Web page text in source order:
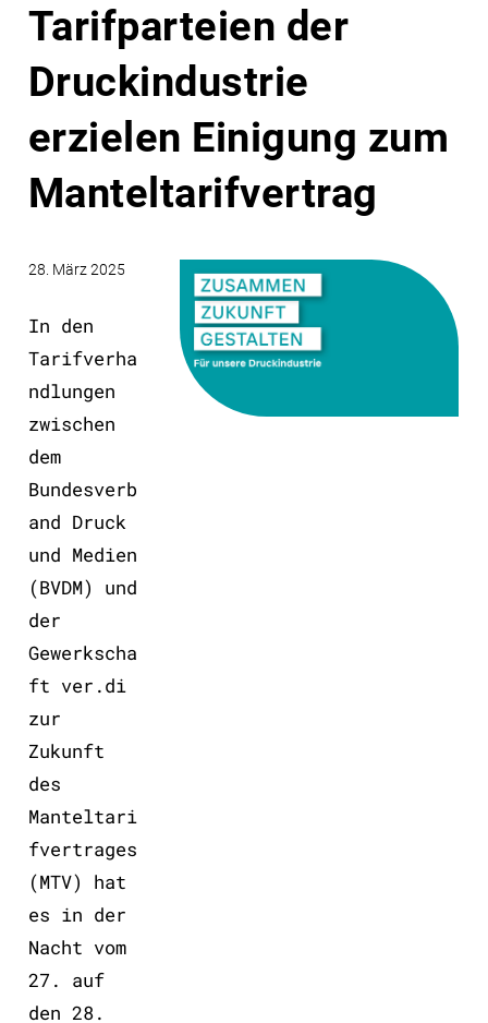
Tarifparteien der
Druckindustrie
erzielen Einigung zum
Manteltarifvertrag
28. März 2025
In den
Tarifverha
ndlungen
zwischen
dem
Bundesverb
and Druck
und Medien
(BVDM) und
der
Gewerkscha
ft ver.di
zur
Zukunft
des
Manteltari
fvertrages
(MTV) hat
es in der
Nacht vom
27. auf
den 28.